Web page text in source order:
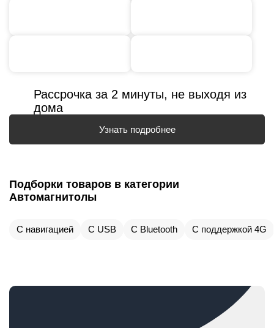
Рассрочка за 2 минуты, не выходя из
дома
Узнать подробнее
Подборки товаров в категории
Автомагнитолы
С навигацией С USB С Bluetooth С поддержкой 4G